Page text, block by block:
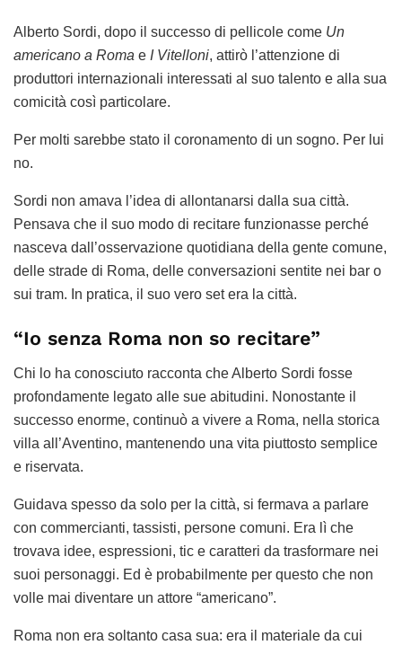
Alberto Sordi, dopo il successo di pellicole come Un
americano a Roma e I Vitelloni, attirò l’attenzione di
produttori internazionali interessati al suo talento e alla sua
comicità così particolare.
Per molti sarebbe stato il coronamento di un sogno. Per lui
no.
Sordi non amava l’idea di allontanarsi dalla sua città.
Pensava che il suo modo di recitare funzionasse perché
nasceva dall’osservazione quotidiana della gente comune,
delle strade di Roma, delle conversazioni sentite nei bar o
sui tram. In pratica, il suo vero set era la città.
“Io senza Roma non so recitare”
Chi lo ha conosciuto racconta che Alberto Sordi fosse
profondamente legato alle sue abitudini. Nonostante il
successo enorme, continuò a vivere a Roma, nella storica
villa all’Aventino, mantenendo una vita piuttosto semplice
e riservata.
Guidava spesso da solo per la città, si fermava a parlare
con commercianti, tassisti, persone comuni. Era lì che
trovava idee, espressioni, tic e caratteri da trasformare nei
suoi personaggi. Ed è probabilmente per questo che non
volle mai diventare un attore “americano”.
Roma non era soltanto casa sua: era il materiale da cui